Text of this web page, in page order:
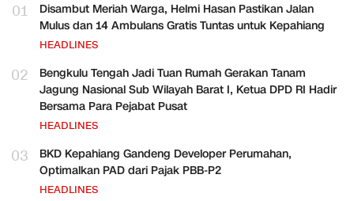
01
Disambut Meriah Warga, Helmi Hasan Pastikan Jalan
Mulus dan 14 Ambulans Gratis Tuntas untuk Kepahiang
HEADLINES
02
Bengkulu Tengah Jadi Tuan Rumah Gerakan Tanam
Jagung Nasional Sub Wilayah Barat I, Ketua DPD RI Hadir
Bersama Para Pejabat Pusat
HEADLINES
03
BKD Kepahiang Gandeng Developer Perumahan,
Optimalkan PAD dari Pajak PBB-P2
HEADLINES